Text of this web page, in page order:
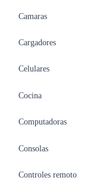
Camaras
Cargadores
Celulares
Cocina
Computadoras
Consolas
Controles remoto